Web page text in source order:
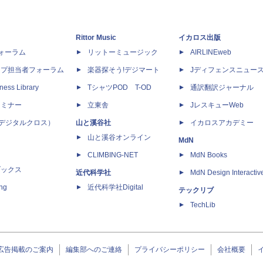
ーラム
担当者フォーラム
Library
ナー
ジタルクロス）
クス
Rittor Music
リットーミュージック
楽器探そう!デジマート
TシャツPOD T-OD
立東舎
山と溪谷社
山と溪谷オンライン
CLIMBING-NET
近代科学社
近代科学社Digital
イカロス出版
AIRLINEweb
Jディフェンスニュー
通訳翻訳ジャーナル
JレスキューWeb
イカロスアカデミー
MdN
MdN Books
MdN Design
テックリブ
TechLib
告掲載のご案内 編集部へのご連絡 プライバシーポリシー 会社概要